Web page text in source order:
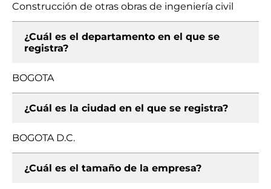
Construcción de otras obras de ingeniería civil
¿Cuál es el departamento en el que se
registra?
BOGOTA
¿Cuál es la ciudad en el que se registra?
BOGOTA D.C.
¿Cuál es el tamaño de la empresa?